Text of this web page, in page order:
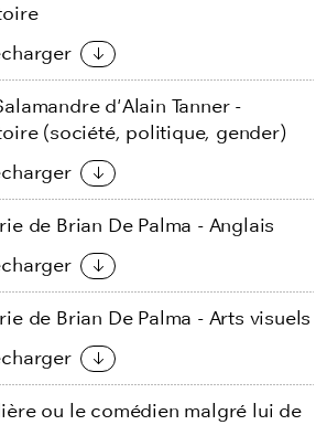
d'Alain Tanner -
(société, politique, gender)
de Brian De Palma - Anglais
de Brian De Palma - Arts visuels
ou le comédien malgré lui de